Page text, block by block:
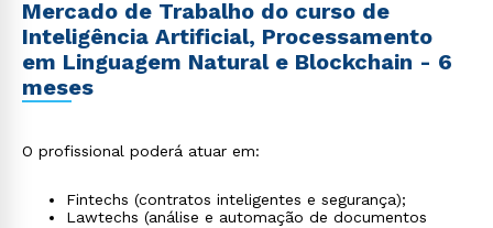
Mercado de Trabalho do curso de
Inteligência Artificial, Processamento
em Linguagem Natural e Blockchain - 6
meses
O profissional poderá atuar em:
Fintechs (contratos inteligentes e segurança);
Lawtechs (análise e automação de documentos